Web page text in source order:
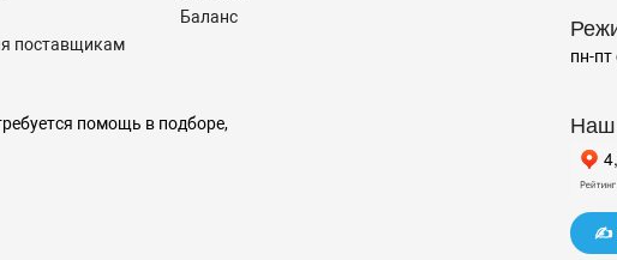
поставщикам
Баланс
помощь в подборе,
пн-
Наш
✍️